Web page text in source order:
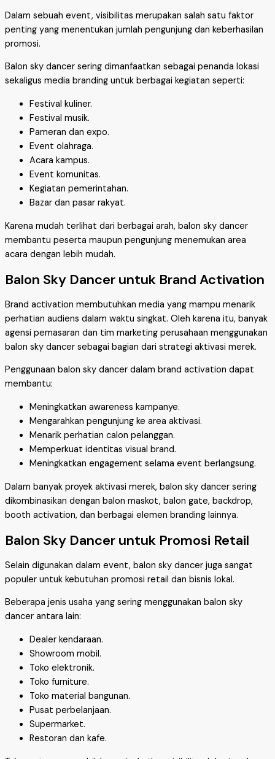
Dalam sebuah event, visibilitas merupakan salah satu faktor
penting yang menentukan jumlah pengunjung dan keberhasilan
promosi.
Balon sky dancer sering dimanfaatkan sebagai penanda lokasi
sekaligus media branding untuk berbagai kegiatan seperti:
Festival kuliner.
Festival musik.
Pameran dan expo.
Event olahraga.
Acara kampus.
Event komunitas.
Kegiatan pemerintahan.
Bazar dan pasar rakyat.
Karena mudah terlihat dari berbagai arah, balon sky dancer
membantu peserta maupun pengunjung menemukan area
acara dengan lebih mudah.
Balon Sky Dancer untuk Brand Activation
Brand activation membutuhkan media yang mampu menarik
perhatian audiens dalam waktu singkat. Oleh karena itu, banyak
agensi pemasaran dan tim marketing perusahaan menggunakan
balon sky dancer sebagai bagian dari strategi aktivasi merek.
Penggunaan balon sky dancer dalam brand activation dapat
membantu:
Meningkatkan awareness kampanye.
Mengarahkan pengunjung ke area aktivasi.
Menarik perhatian calon pelanggan.
Memperkuat identitas visual brand.
Meningkatkan engagement selama event berlangsung.
Dalam banyak proyek aktivasi merek, balon sky dancer sering
dikombinasikan dengan balon maskot, balon gate, backdrop,
booth activation, dan berbagai elemen branding lainnya.
Balon Sky Dancer untuk Promosi Retail
Selain digunakan dalam event, balon sky dancer juga sangat
populer untuk kebutuhan promosi retail dan bisnis lokal.
Beberapa jenis usaha yang sering menggunakan balon sky
dancer antara lain:
Dealer kendaraan.
Showroom mobil.
Toko elektronik.
Toko furniture.
Toko material bangunan.
Pusat perbelanjaan.
Supermarket.
Restoran dan kafe.